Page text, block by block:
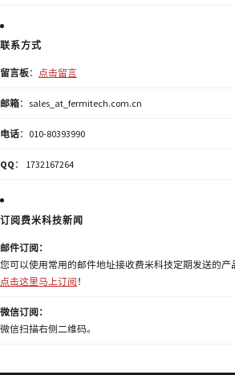
联系方式
留言板： 点击留言
邮箱：sales_at_fermitech.com.cn
电话：010-80393990
QQ ： 1732167264
订阅费米科技新闻
邮件订阅：
您可以使用常用的邮件地址接收费米科技定期发送的产
点击这里马上订阅 ！
微信订阅：
微信扫描右侧二维码。